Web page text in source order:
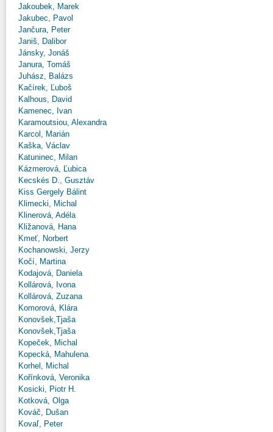
Jakoubek, Marek
Jakubec, Pavol
Jančura, Peter
Janiš, Dalibor
Jánsky, Jonáš
Janura, Tomáš
Juhász, Balázs
Kačírek, Ľuboš
Kalhous, David
Kamenec, Ivan
Karamoutsiou, Alexandra
Karcol, Marián
Kaška, Václav
Katuninec, Milan
Kázmerová, Ľubica
Kecskés D., Gusztáv
Kiss Gergely Bálint
Klimecki, Michal
Klinerová, Adéla
Kližanová, Hana
Kmeť, Norbert
Kochanowski, Jerzy
Kočí, Martina
Kodajová, Daniela
Kollárová, Ivona
Kollárová, Zuzana
Komorová, Klára
Konovšek,Tjaša
Konovšek,Tjaša
Kopeček, Michal
Kopecká, Mahulena
Korhel, Michal
Kořínková, Veronika
Kosicki, Piotr H.
Kotková, Olga
Kováč, Dušan
Kovaľ, Peter